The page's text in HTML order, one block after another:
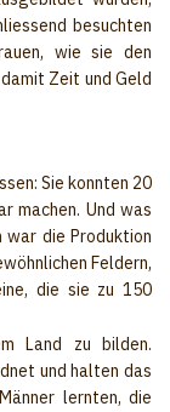
besuchten
wie sie den
Zeit und Geld
Sie konnten 20
machen. Und was
die Produktion
Feldern,
die sie zu 150
Land zu bilden.
und halten das
lernten, die